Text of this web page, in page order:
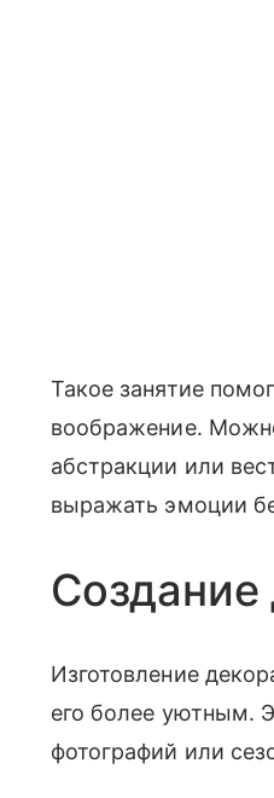
Такое занятие
воображение.
абстракции или
выражать эмоции
Изготовление
его более уютным.
фотографий или